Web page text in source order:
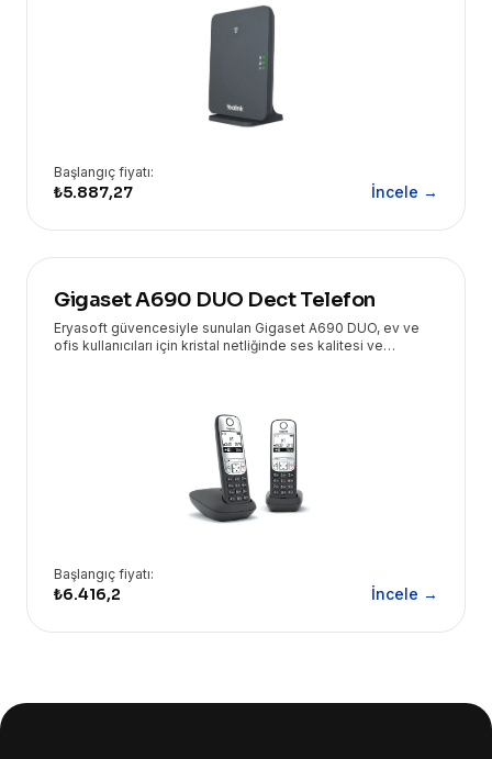
Başlangıç fiyatı:
₺5.887,27 İncele →
Gigaset A690 DUO Dect Telefon
Eryasoft güvencesiyle sunulan Gigaset A690 DUO, ev ve
ofis kullanıcıları için kristal netliğinde ses kalitesi ve
Başlangıç fiyatı:
₺6.416,2 İncele →